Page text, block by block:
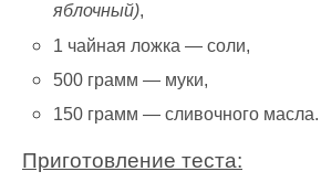
яблочный),
1 чайная ложка — соли,
500 грамм — муки,
150 грамм — сливочного масла.
Приготовление теста: